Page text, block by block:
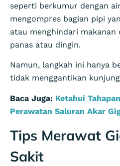
seperti berkumur dengan
mengompres bagian pipi
atau menghindari
panas atau dingin.
Namun, langkah ini hanya
tidak menggantikan
Baca Juga: Ketahui
Perawatan Saluran Akar
Tips Merawat
Sakit